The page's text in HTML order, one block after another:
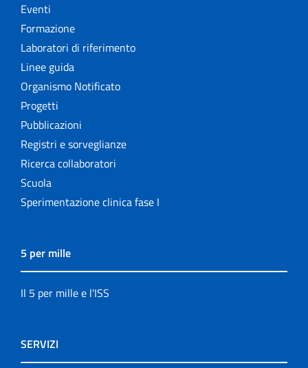
Eventi
Formazione
Laboratori di riferimento
Linee guida
Organismo Notificato
Progetti
Pubblicazioni
Registri e sorveglianze
Ricerca collaboratori
Scuola
Sperimentazione clinica fase I
5 per mille
Il 5 per mille e l'ISS
SERVIZI